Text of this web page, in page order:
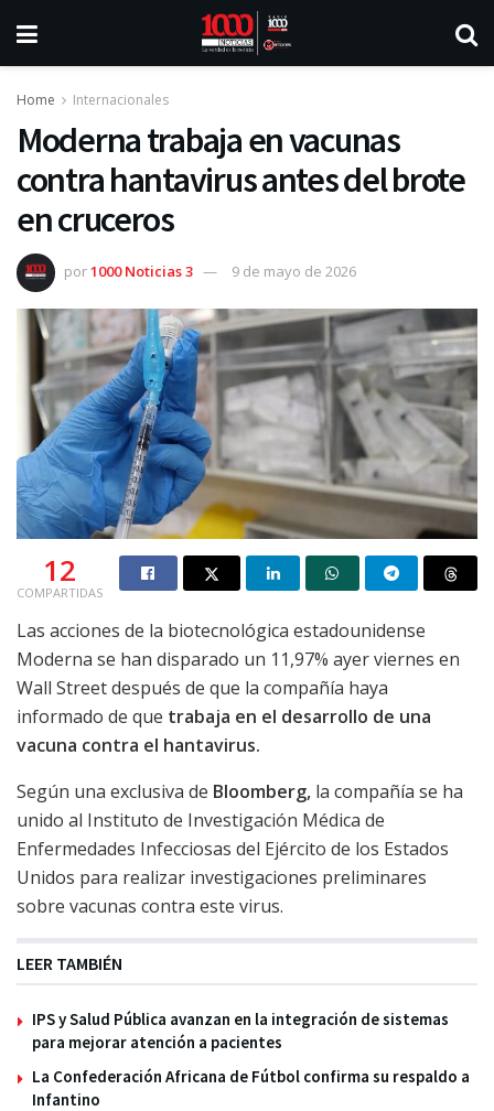
Home Internacionales
Moderna trabaja en vacunas
contra hantavirus antes del brote
en cruceros
por1000 Noticias 3 9 de mayo de 2026
12
COMPARTIDAS
Las acciones de la biotecnológica estadounidense
Moderna se han disparado un 11,97% ayer viernes en
Wall Street después de que la compañía haya
informado de que trabaja en el desarrollo de una
vacuna contra el hantavirus.
Según una exclusiva de Bloomberg, la compañía se ha
unido al Instituto de Investigación Médica de
Enfermedades Infecciosas del Ejército de los Estados
Unidos para realizar investigaciones preliminares
sobre vacunas contra este virus.
LEER TAMBIÉN
IPS y Salud Pública avanzan en la integración de sistemas
para mejorar atención a pacientes
La Confederación Africana de Fútbol confirma su respaldo a
Infantino